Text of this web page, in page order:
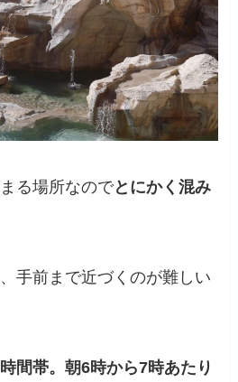
る場所なのでとにかく混み
手前まで近づくのが難しい
間帯。朝6時から7時あたり